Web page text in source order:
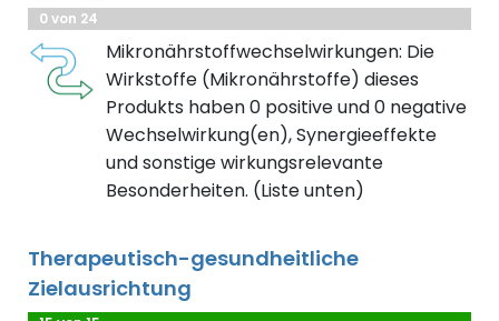
0 von 24
Mikronährstoffwechselwirkungen: Die
Wirkstoffe (Mikronährstoffe) dieses
Produkts haben 0 positive und 0 negative
Wechselwirkung(en), Synergieeffekte
und sonstige wirkungsrelevante
Besonderheiten. (Liste unten)
Therapeutisch-gesundheitliche
Zielausrichtung